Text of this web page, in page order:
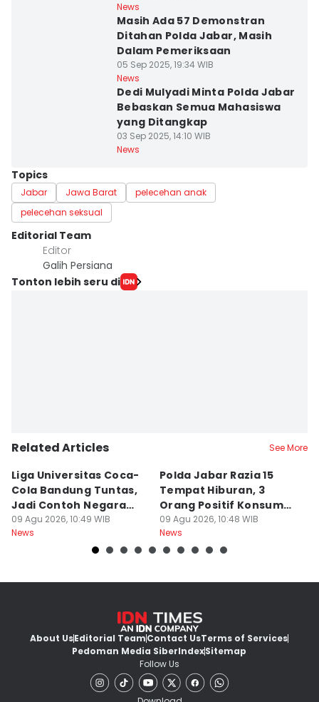
News
Masih Ada 57 Demonstran
Ditahan Polda Jabar, Masih
Dalam Pemeriksaan
05 Sep 2025, 19:34 WIB
News
Dedi Mulyadi Minta Polda Jabar
Bebaskan Semua Mahasiswa
yang Ditangkap
03 Sep 2025, 14:10 WIB
News
Topics
Jabar Jawa Barat
pelecehan anak
pelecehan seksual
Editorial Team
Editor
Galih Persiana
Tonton lebih seru di
Related Articles See More
Liga Universitas Coca-
Cola Bandung Tuntas,
Jadi Contoh Negara
Lain
09 Agu 2026, 10:49 WIB
News
Polda Jabar Razia 15
Tempat Hiburan, 3
Orang Positif Konsumsi
Narkoba
09 Agu 2026, 10:48 WIB
News
About UsEditorial TeamContact UsTerms of Services
Pedoman Media SiberIndexSitemap
Follow Us